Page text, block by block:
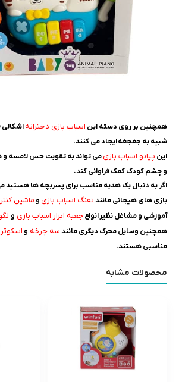
همچنین بر روی دسته این اسباب بازی دخترانهاشکالی
شبیه به جغجغه ایجاد می کنند.
این پیانو اسباب بازیمی تواند به تقویت حس لامسه
و چشم کودک کمک فراوانی کند.
اگر به دنبال یک هدیه مناسب برای پسربچه ها هستید
بازی های هیجانی مانندتفنگ اسباب بازی و ماشین
آموزشی و مشاغل نظیر انواع جعبه ابزار اسباب بازی و
همچنین وسایل محرک دیگری مانندسه چرخه و اسکوتر
مناسبی هستند.
محصولات مشابه